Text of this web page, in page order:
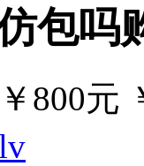
包吗
￥800元